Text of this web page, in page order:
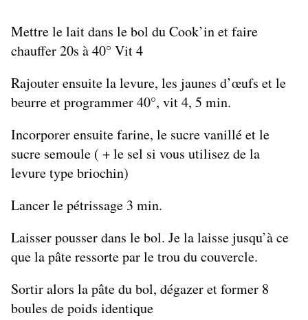
Mettre le lait dans le bol du Cook’in et faire
chauffer 20s à 40° Vit 4
Rajouter ensuite la levure, les jaunes d’œufs et le
beurre et programmer 40°, vit 4, 5 min.
Incorporer ensuite farine, le sucre vanillé et le
sucre semoule ( + le sel si vous utilisez de la
levure type briochin)
Lancer le pétrissage 3 min.
Laisser pousser dans le bol. Je la laisse jusqu’à ce
que la pâte ressorte par le trou du couvercle.
Sortir alors la pâte du bol, dégazer et former 8
boules de poids identique